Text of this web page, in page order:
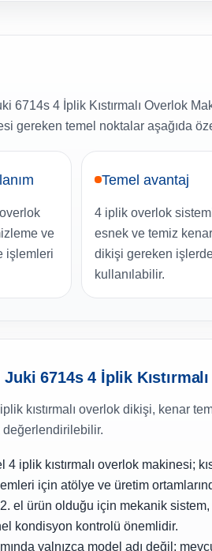
6714s 4 İplik Kıstırmalı Overlok
gereken temel noktalar aşağıda
overlok
ve
işlemleri
Temel avantaj
4 iplik overlok
esnek ve temiz kenar
dikişi gereken
kullanılabilir.
Juki 6714s 4 İplik
kıstırmalı overlok dikişi, kenar
değerlendirilebilir.
iplik kıstırmalı overlok makinesi;
için atölye ve üretim
el ürün olduğu için mekanik sistem,
kondisyon kontrolü önemlidir.
yalnızca model adı değil;